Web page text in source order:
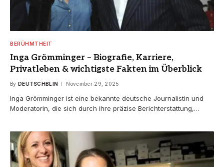
BERÜHMTHEIT
Inga Grömminger – Biografie, Karriere,
Privatleben & wichtigste Fakten im Überblick
By DEUTSCHBLIN November 29, 2025
Inga Grömminger ist eine bekannte deutsche Journalistin und
Moderatorin, die sich durch ihre präzise Berichterstattung,…